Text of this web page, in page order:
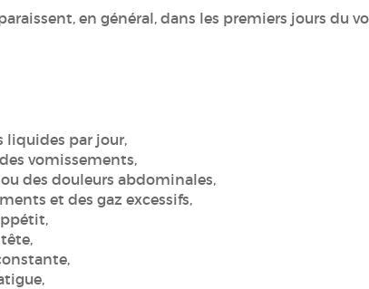
en général, dans les premiers jours du
liquides par jour,
vomissements,
des douleurs abdominales,
et des gaz excessifs,